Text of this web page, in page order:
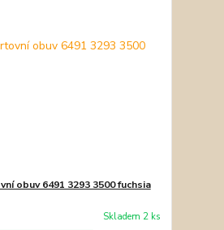
obuv 6491 3293 3500 fuchsia
Skladem 2 ks